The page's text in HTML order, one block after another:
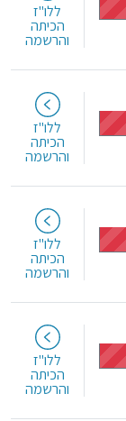
ללו"ז
הכיתה
והרשמה
ללו"ז
הכיתה
והרשמה
ללו"ז
הכיתה
והרשמה
ללו"ז
הכיתה
והרשמה